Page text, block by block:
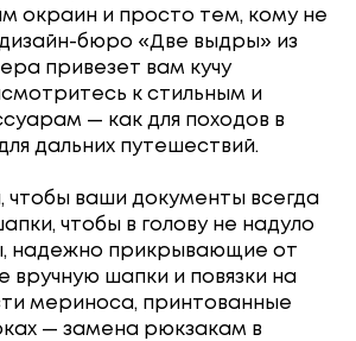
окраин и просто тем, кому не
бюро «Две выдры» из
привезет вам кучу
к стильным и
— как для походов в
дальних путешествий.
чтобы ваши документы всегда
чтобы в голову не надуло
надежно прикрывающие от
вручную шапки и повязки на
мериноса, принтованные
— замена рюкзакам в